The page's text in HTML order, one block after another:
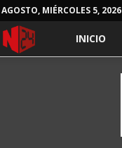
AGOSTO, MIÉRCOLES 5, 2026
NOTICIASINICIO